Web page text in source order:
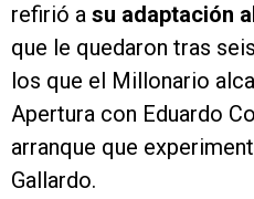
refirió a su adaptación
que le quedaron tras
los que el Millonario
Apertura con Eduardo
arranque que
Gallardo.